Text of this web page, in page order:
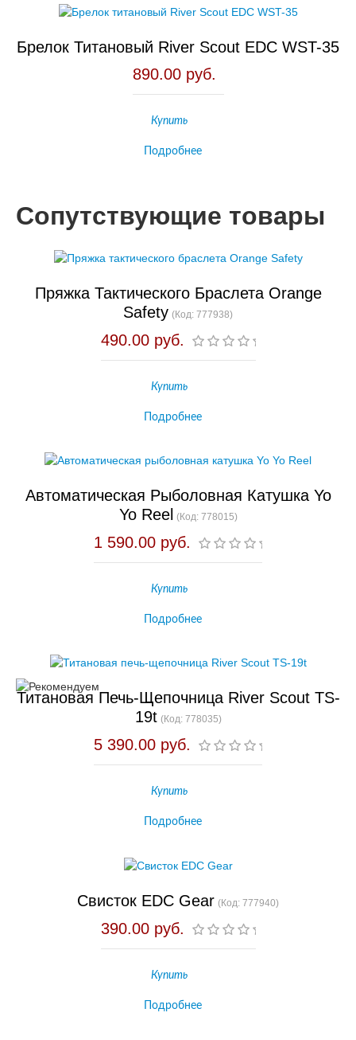
Брелок Титановый River Scout EDC WST-35
890.00 руб.
Купить
Подробнее
Сопутствующие товары
Пряжка Тактического Браслета Orange
Safety (Код: 777938)
490.00 руб.
Купить
Подробнее
Автоматическая Рыболовная Катушка Yo
Yo Reel (Код: 778015)
1 590.00 руб.
Купить
Подробнее
Титановая Печь-Щепочница River Scout TS-
19t (Код: 778035)
5 390.00 руб.
Купить
Подробнее
Свисток EDC Gear (Код: 777940)
390.00 руб.
Купить
Подробнее